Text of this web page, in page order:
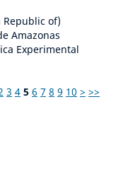
of)
Amazonas
Experimental
3 4 5 6 7 8 9 10 > >>